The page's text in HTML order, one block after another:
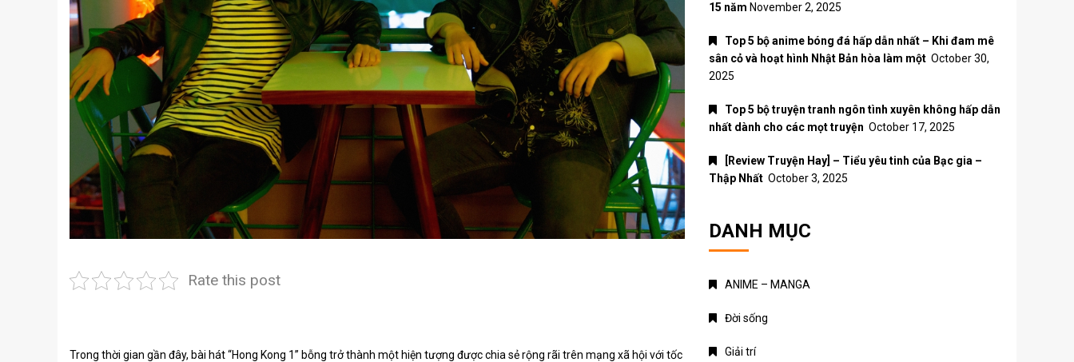
Rate this post
Trong thời gian gần đây, bài hát “Hong Kong 1” bỗng trở thành một hiện tượng được chia sẻ rộng rãi trên mạng xã hội với tốc
15 năm November 2, 2025
Top 5 bộ anime bóng đá hấp dẫn nhất – Khi đam mê
sân cỏ và hoạt hình Nhật Bản hòa làm một October 30,
2025
Top 5 bộ truyện tranh ngôn tình xuyên không hấp dẫn
nhất dành cho các mọt truyện October 17, 2025
[Review Truyện Hay] – Tiểu yêu tinh của Bạc gia –
Thập Nhất October 3, 2025
DANH MỤC
ANIME – MANGA
Đời sống
Giải trí